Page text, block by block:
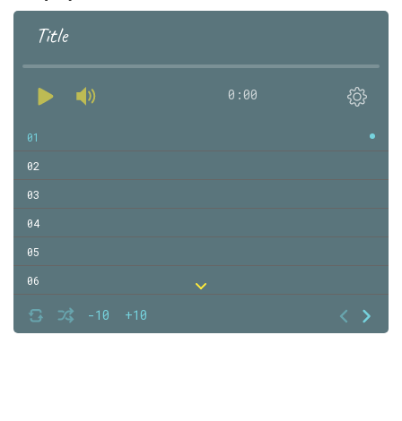
Title
0:00
-10 +10
01
02
03
04
05
06
07
08